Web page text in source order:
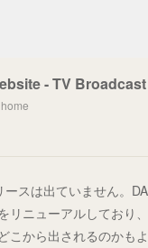
- TV Broadcast
ースは出ていません。
リニューアルしており
こから出されるのかも